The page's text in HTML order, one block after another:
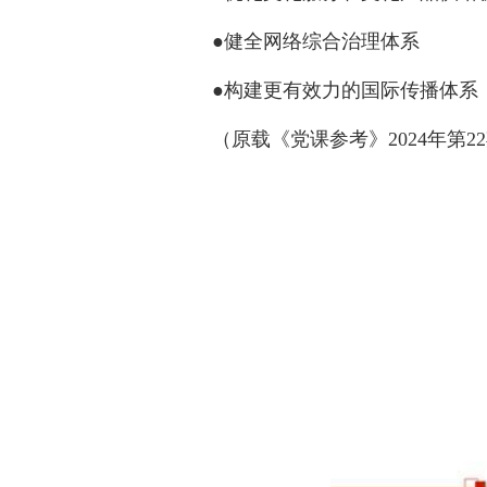
●健全网络综合治理体系
●构建更有效力的国际传播体系
（原载《党课参考》2024年第